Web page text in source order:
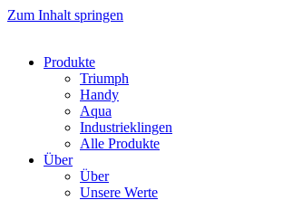
Zum Inhalt springen
Produkte
Triumph
Handy
Aqua
Industrieklingen
Alle Produkte
Über
Über
Unsere Werte